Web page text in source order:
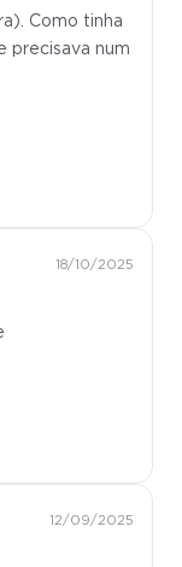
Como tinha
precisava num
18/10/2025
12/09/2025